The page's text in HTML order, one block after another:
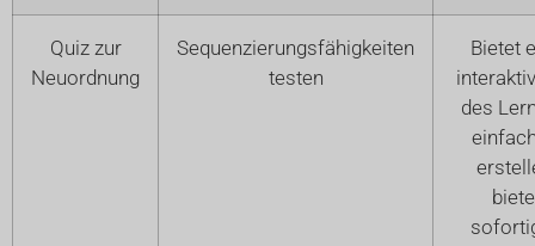
Quiz zur
Neuordnung
Sequenzierungsfähigkeiten
testen
Bietet
des